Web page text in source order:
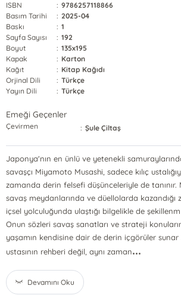
ISBN : 9786257118866
Basım Tarihi
: 2025-04
Baskı
: 1
Sayfa Sayısı
: 192
Boyut
: 135x195
Kapak
: Karton
Kağıt
: Kitap Kağıdı
Orjinal Dili
: Türkçe
Yayın Dili
: Türkçe
Emeği Geçenler
Çevirmen : Şule Çiltaş
Japonya'nın en ünlü ve yetenekli
savaşçı Miyamoto Musashi, sadece kılıç
zamanda derin felsefi düşünceleriyle de tanınır.
savaş meydanlarında ve düellolarda kazandığı
içsel yolculuğunda ulaştığı bilgelikle de
Onun sözleri savaş sanatları ve strateji
yaşamın kendisine dair de derin içgörüler sunar
ustasının rehberi değil, aynı zaman...
Devamını Oku